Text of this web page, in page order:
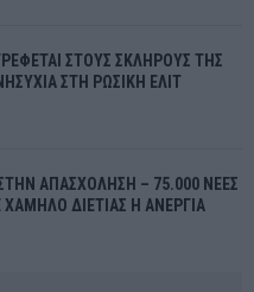
ΣΤΟΥΣ ΣΚΛΗΡΟΥΣ ΤΗΣ
ΣΤΗ ΡΩΣΙΚΗ ΕΛΙΤ
ΑΠΑΣΧΟΛΗΣΗ – 75.000 ΝΕΕΣ
ΧΑΜΗΛΟ ΔΙΕΤΙΑΣ Η ΑΝΕΡΓΙΑ